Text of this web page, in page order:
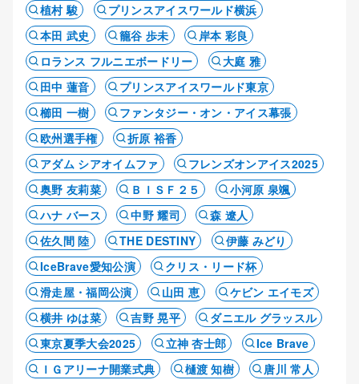
植村 駿
プリンスアイスワールド横浜
本田 武史
籠谷 歩未
岸本 彩良
ロランス フルニエボードリー
大庭 雅
田中 蓮音
プリンスアイスワールド東京
櫛田 一樹
ファンタジー・オン・アイス幕張
欧州選手権
折原 裕香
アダム シアオイムファ
フレンズオンアイス2025
奥野 友莉菜
ＢＩＳＦ２５
小河原 泉颯
ハナ バース
中野 耀司
森 遼人
佐久間 陸
THE DESTINY
伊藤 みどり
IceBrave愛知公演
クリス・リード杯
滑走屋・福岡公演
山田 恵
ケビン エイモズ
横井 ゆは菜
吉野 晃平
ダニエル グラッスル
東京夏季大会2025
立神 杏士郎
Ice Brave
ＩＧアリーナ開業式典
樋渡 知樹
唐川 常人